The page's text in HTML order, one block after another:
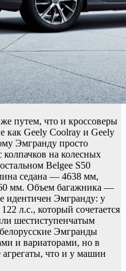
путем, что и кроссоверы
как Geely Coolray и Geely
Эмгранду просто
на колесных
Belgee S50
седана — 4638 мм,
мм. Объем багажника —
идентичен Эмгранду: у
л.с., который сочетается
шестиступенчатым
Эмгранды
и вариаторами, но в
что и у машин